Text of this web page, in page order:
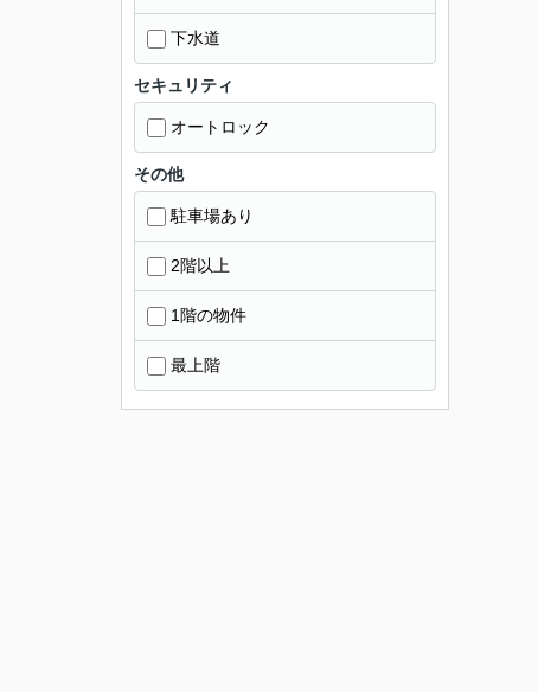
下水道
セキュリティ
オートロック
その他
駐車場あり
2階以上
1階の物件
最上階